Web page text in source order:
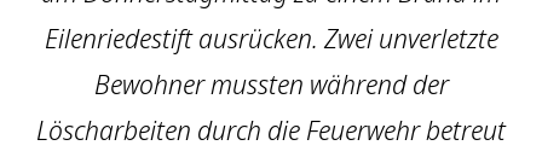
Eilenriedestift ausrücken. Zwei unverletzte
Bewohner mussten während der
Löscharbeiten durch die Feuerwehr betreut